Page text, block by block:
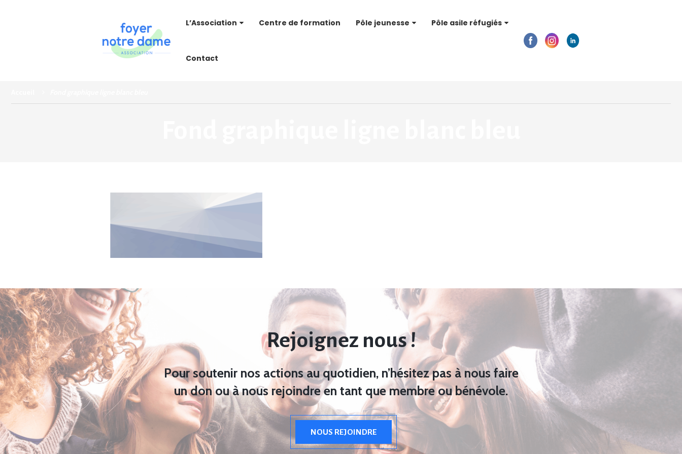
L’Association Centre de formation Pôle jeunesse Pôle asile réfugiés
Contact
Rejoignez nous !
Pour soutenir nos actions au quotidien, n’hésitez pas à nous faire
un don ou à nous rejoindre en tant que membre ou bénévole.
NOUS REJOINDRE